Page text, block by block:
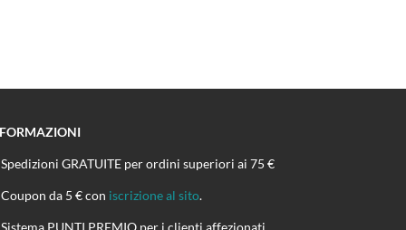
Spedizioni GRATUITE per ordini superiori ai 75 €
Coupon da 5 € con iscrizione al sito.
Sistema PUNTI PREMIO per i clienti affezionati